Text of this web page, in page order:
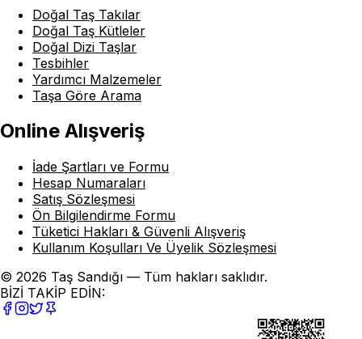
Doğal Taş Takılar
Doğal Taş Kütleler
Doğal Dizi Taşlar
Tesbihler
Yardımcı Malzemeler
Taşa Göre Arama
Online Alışveriş
İade Şartları ve Formu
Hesap Numaraları
Satış Sözleşmesi
Ön Bilgilendirme Formu
Tüketici Hakları & Güvenli Alışveriş
Kullanım Koşulları Ve Üyelik Sözleşmesi
© 2026 Taş Sandığı — Tüm hakları saklıdır.
BİZİ TAKİP EDİN: